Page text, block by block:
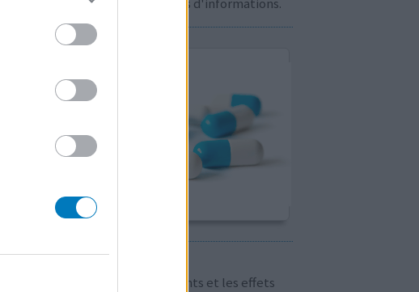
Les avis sur les médicaments et les effets